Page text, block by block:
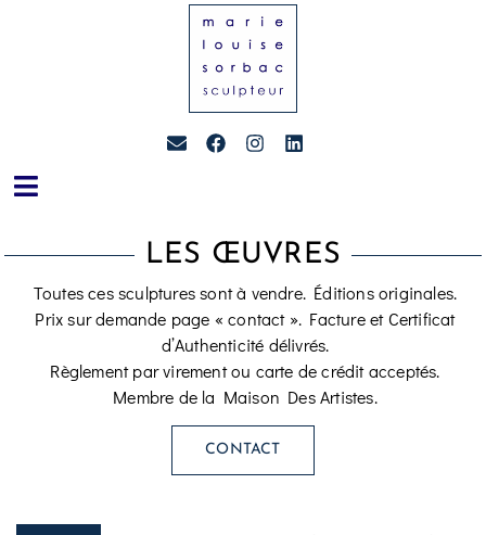
LES ŒUVRES
Toutes ces sculptures sont à vendre. Éditions originales.
Prix sur demande page « contact ». Facture et Certificat
d’Authenticité délivrés.
Règlement par virement ou carte de crédit acceptés.
Membre de la Maison Des Artistes.
CONTACT